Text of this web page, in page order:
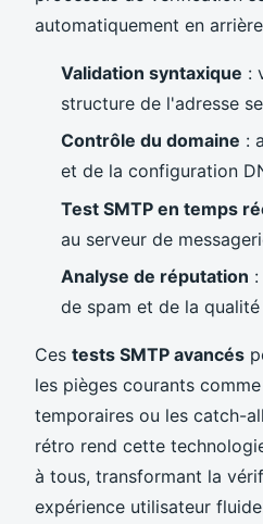
automatiquement en
Validation syntaxique :
structure de l'adresse
Contrôle du domaine :
et de la configuration
Test SMTP en temps
au serveur de
Analyse de réputation
de spam et de la
Ces tests SMTP avancés
les pièges courants
temporaires ou les catch-
rétro rend cette
à tous, transformant la
expérience utilisateur